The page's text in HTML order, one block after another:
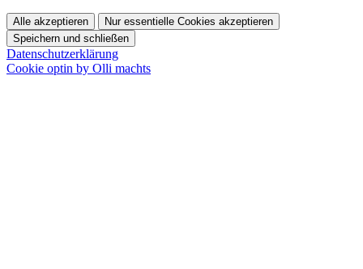
Alle akzeptieren
Nur essentielle Cookies akzeptieren
Speichern und schließen
Datenschutzerklärung
Cookie optin by Olli machts